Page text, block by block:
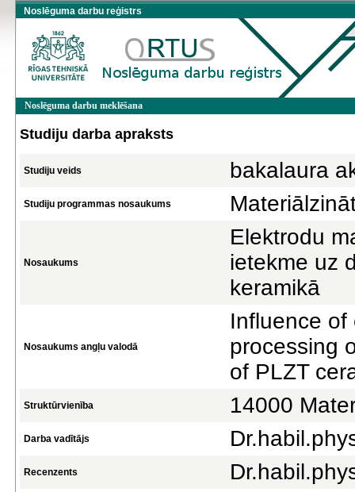
Noslēguma darbu reģistrs
Noslēguma darbu meklēšana
Studiju darba apraksts
Studiju veids bakalaura
Studiju programmas nosaukums
Nosaukums
Elektrodu
ietekme uz
keramikā
Nosaukums angļu valodā
Influence of
processing
of PLZT
Struktūrvienība 14000
Darba vadītājs
Recenzents